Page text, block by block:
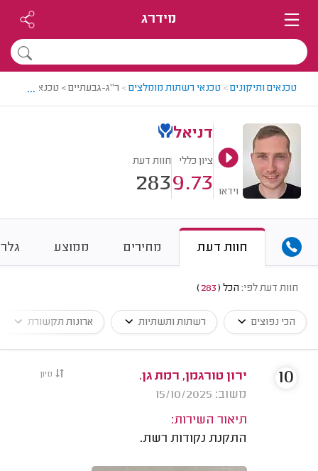
מידרג
טכנאים ותיקונים> טכנאי רשתות מומלצים> ר"ג-גבעתיים > טכנאי רשתות
...
וידאו
דניאל
ציון כללי
9.73
חוות דעת
283
חוות דעת מחירים ממוצע
חוות דעת לפי: הכל (
283
)
הכי נפוצים רשתות ותשתיות ארונות תקשורת
מיון
ירון טורגמן, רמת גן.
משוב: 15/10/2025
תיאור השירות:
התקנת נקודות רשת.
10